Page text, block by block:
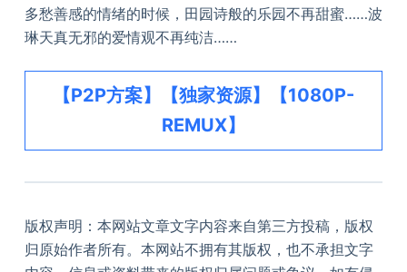
多愁善感的情绪的时候，田园诗般的乐园不再甜蜜……波
琳天真无邪的爱情观不再纯洁……
【P2P方案】【独家资源】【1080P-
REMUX】
版权声明：本网站文章文字内容来自第三方投稿，版权
归原始作者所有。本网站不拥有其版权，也不承担文字